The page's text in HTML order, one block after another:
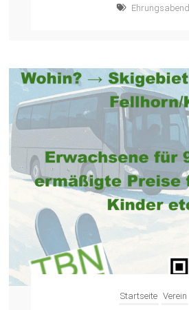
Ehrungsabend
Startseite Verein